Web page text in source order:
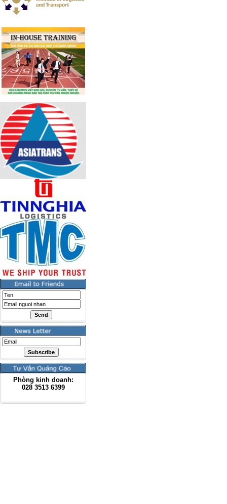
Phòng kinh doanh:
028 3513 6399